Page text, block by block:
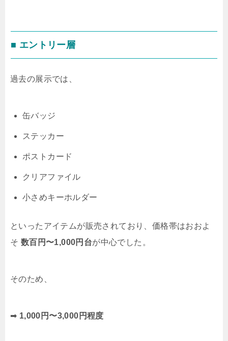
■ エントリー層
過去の展示では、
缶バッジ
ステッカー
ポストカード
クリアファイル
小さめキーホルダー
といったアイテムが販売されており、価格帯はおおよ
そ 数百円〜1,000円台が中心でした。
そのため、
➡ 1,000円〜3,000円程度